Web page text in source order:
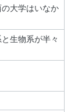
大学はいなか
生物系が半々